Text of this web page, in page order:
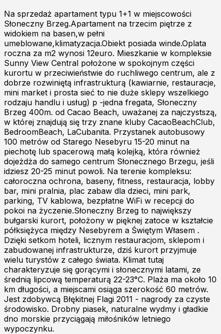
Na sprzedaż apartament typu 1+1 w miejscowości
Słoneczny Brzeg.Apartament na trzecim piętrze z
widokiem na basen,w pełni
umeblowane,klimatyzacja.Obiekt posiada winde.Oplata
roczna za m2 wynosi 12euro. Mieszkanie w kompleksie
Sunny View Central położone w spokojnym części
kurortu w przeciwieństwie do ruchliwego centrum, ale z
dobrze rozwiniętą infrastrukturą (kawiarnie, restauracje,
mini market i prosta sieć to nie duże sklepy wszelkiego
rodzaju handlu i usług) p -jedna fregata, Słoneczny
Brzeg 400m. od Cacao Beach, uważanej za najczystszą,
w której znajdują się trzy znane kluby CacaoBeachClub,
BedroomBeach, LaCubanita. Przystanek autobusowy
100 metrów od Starego Nesebyru 15-20 minut na
piechotę lub spacerową małą kolejką, która również
dojeżdża do samego centrum Słonecznego Brzegu, jeśli
idziesz 20-25 minut powoli. Na terenie kompleksu:
całoroczna ochrona, baseny, fitness, restauracja, lobby
bar, mini pralnia, plac zabaw dla dzieci, mini park,
parking, TV kablowa, bezpłatne WiFi w recepcji do
pokoi na życzenie.Słoneczny Brzeg to największy
bułgarski kurort, położony w pięknej zatoce w kształcie
półksiężyca między Nesebyrem a Świętym Własem .
Dzięki setkom hoteli, licznym restauracjom, sklepom i
zabudowanej infrastrukturze, dziś kurort przyjmuje
wielu turystów z całego świata. Klimat tutaj
charakteryzuje się gorącymi i słonecznymi latami, ze
średnią lipcową temperaturą 22-23°C. Plaża ma około 10
km długości, a miejscami osiąga szerokość 60 metrów.
Jest zdobywcą Błękitnej Flagi 2011 - nagrody za czyste
środowisko. Drobny piasek, naturalne wydmy i gładkie
dno morskie przyciągają miłośników letniego
wypoczynku.